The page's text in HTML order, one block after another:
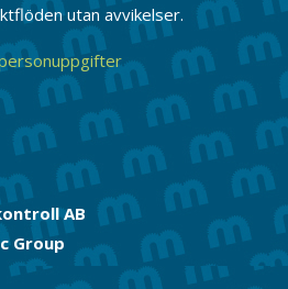
utan avvikelser.
AB
Group